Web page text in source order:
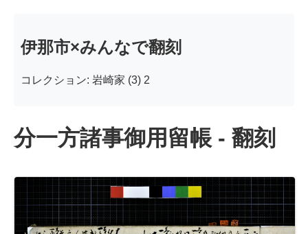
伊那市×みんなで翻刻
コレクション: 岩崎家 (3) 2
分一方諸事御用留帳 - 翻刻